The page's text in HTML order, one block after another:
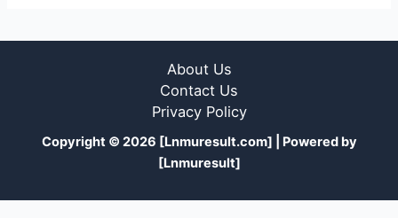
About Us
Contact Us
Privacy Policy
Copyright © 2026 [Lnmuresult.com] | Powered by
[Lnmuresult]